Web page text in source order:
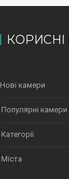
КОРИСНІ
Нові камери
Популярні камери
Категорії
Міста